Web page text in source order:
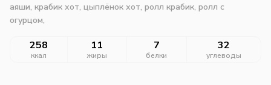
аяши, крабик хот, цыплёнок хот, ролл крабик, ролл с
огурцом,
258
ккал
11
жиры
7
белки
32
углеводы